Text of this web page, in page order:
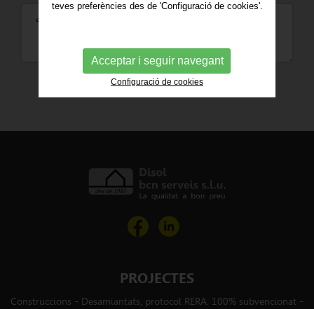
ENVIAR
PROJECTES
Construccions - Desamiantats, protocol RERA. 100% subvencionat -
teves preferències des de 'Configuració de cookies'.
Acceptar i seguir navegant
Configuració de cookies